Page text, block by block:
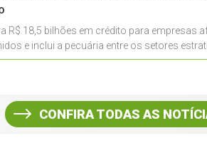
R$ 18,5 bilhões em crédito para empresas
e inclui a pecuária entre os setores
CONFIRA TODAS AS